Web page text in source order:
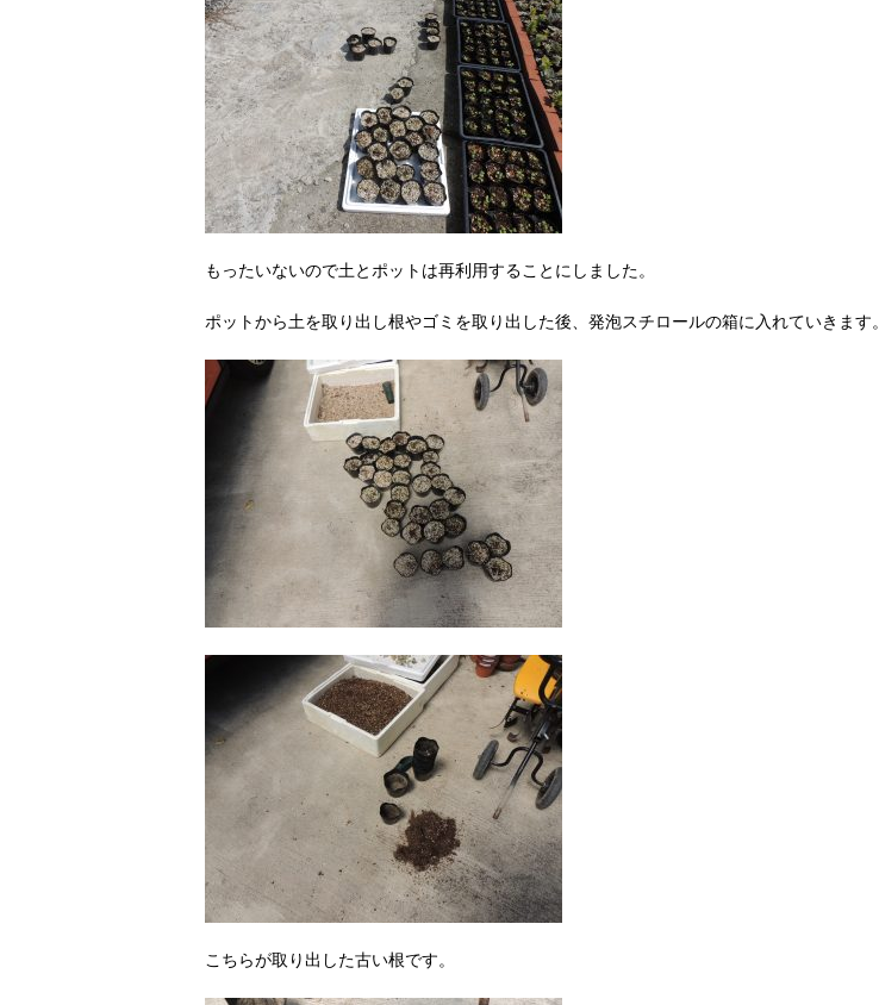
もったいないので土とポットは再利用することにしました。
ポットから土を取り出し根やゴミを取り出した後、発泡スチロールの箱に入れていきます。
こちらが取り出した古い根です。